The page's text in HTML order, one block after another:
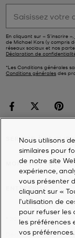
En cliquant sur « S’inscrire
de Michael Kors (y compris
réseaux sociaux et nos
Déclaration de
*Les Conditions générales
Conditions générales des
SERVICE À LA
MON COMPTE
ENTREPRISE
2026
Michael Kors
Déclaration de
Nous utilisons
similaires pour
de notre site
expérience,
vous présenter
cliquant sur «
l’utilisation de
pour refuser les
les préférences
vos